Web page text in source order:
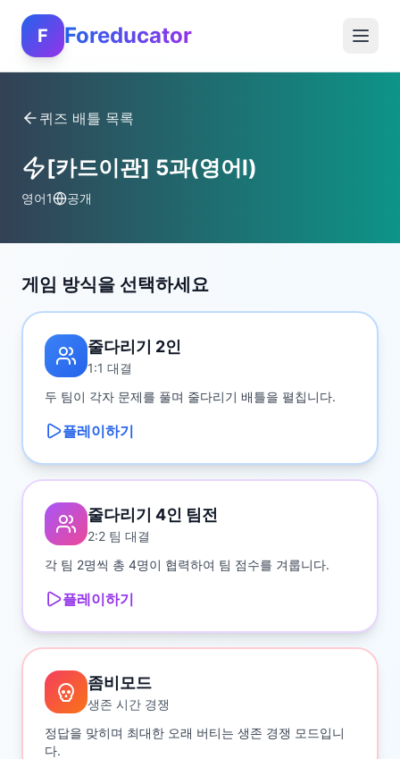
F Foreducator
퀴즈 배틀 목록
[카드이관] 5과(영어I)
영어1 공개
게임 방식을 선택하세요
줄다리기 2인
1:1 대결
두 팀이 각자 문제를 풀며 줄다리기 배틀을 펼칩니다.
플레이하기
줄다리기 4인 팀전
2:2 팀 대결
각 팀 2명씩 총 4명이 협력하여 팀 점수를 겨룹니다.
플레이하기
좀비모드
생존 시간 경쟁
정답을 맞히며 최대한 오래 버티는 생존 경쟁 모드입니
다.